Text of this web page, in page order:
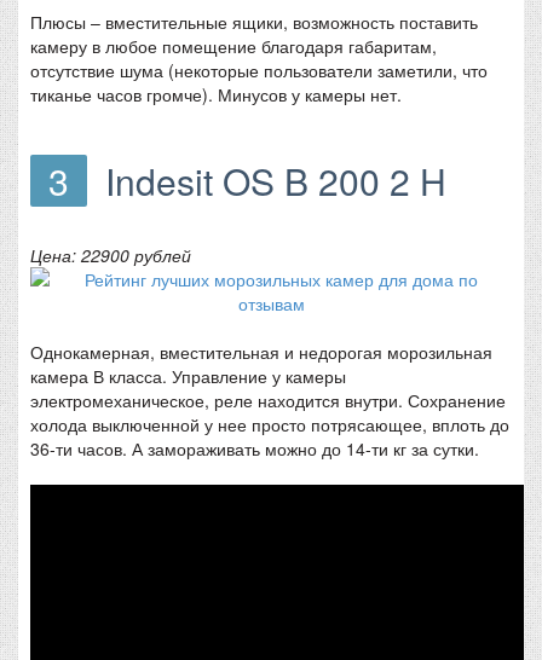
Плюсы – вместительные ящики, возможность поставить
камеру в любое помещение благодаря габаритам,
отсутствие шума (некоторые пользователи заметили, что
тиканье часов громче). Минусов у камеры нет.
3 Indesit OS B 200 2 H
Цена: 22900 рублей
Однокамерная, вместительная и недорогая морозильная
камера В класса. Управление у камеры
электромеханическое, реле находится внутри. Сохранение
холода выключенной у нее просто потрясающее, вплоть до
36-ти часов. А замораживать можно до 14-ти кг за сутки.